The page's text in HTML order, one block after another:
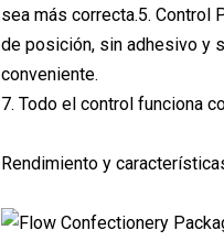
sea más correcta.5. Control
de posición, sin adhesivo y
conveniente.
7. Todo el control funciona
Rendimiento y